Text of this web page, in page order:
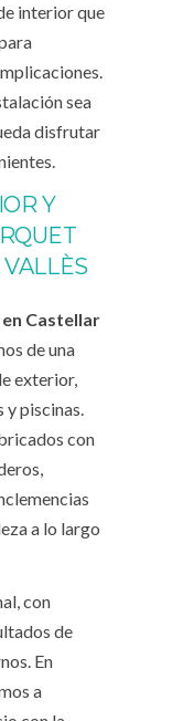
interior que
sea
disfrutar
Y
Castellar
de una
exterior,
y piscinas.
con
a lo largo
con
de
En
a